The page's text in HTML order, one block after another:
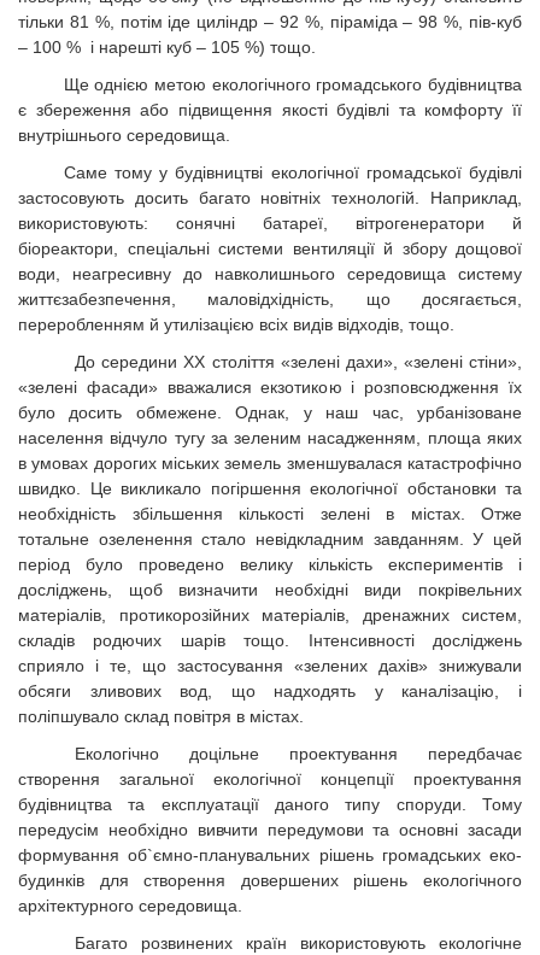
тільки 81 %, потім іде циліндр – 92 %, піраміда – 98 %, пів-куб
– 100 % і нарешті куб – 105 %) тощо.
Ще однією метою екологічного громадського будівництва
є збереження або підвищення якості будівлі та комфорту її
внутрішнього середовища.
Саме тому у будівництві екологічної громадської будівлі
застосовують досить багато новітніх технологій. Наприклад,
використовують: сонячні батареї, вітрогенератори й
біореактори, спеціальні системи вентиляції й збору дощової
води, неагресивну до навколишнього середовища систему
життєзабезпечення, маловідхідність, що досягається,
переробленням й утилізацією всіх видів відходів, тощо.
До середини ХХ століття «зелені дахи», «зелені стіни»,
«зелені фасади» вважалися екзотикою і розповсюдження їх
було досить обмежене. Однак, у наш час, урбанізоване
населення відчуло тугу за зеленим насадженням, площа яких
в умовах дорогих міських земель зменшувалася катастрофічно
швидко. Це викликало погіршення екологічної обстановки та
необхідність збільшення кількості зелені в містах. Отже
тотальне озеленення стало невідкладним завданням. У цей
період було проведено велику кількість експериментів і
досліджень, щоб визначити необхідні види покрівельних
матеріалів, протикорозійних матеріалів, дренажних систем,
складів родючих шарів тощо. Інтенсивності досліджень
сприяло і те, що застосування «зелених дахів» знижували
обсяги зливових вод, що надходять у каналізацію, і
поліпшувало склад повітря в містах.
Екологічно доцільне проектування передбачає
створення загальної екологічної концепції проектування
будівництва та експлуатації даного типу споруди. Тому
передусім необхідно вивчити передумови та основні засади
формування об`ємно-планувальних рішень громадських еко-
будинків для створення довершених рішень екологічного
архітектурного середовища.
Багато розвинених країн використовують екологічне